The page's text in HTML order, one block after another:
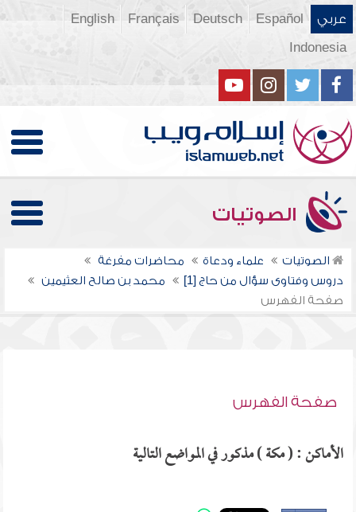
عربي Español
Deutsch
Français
English
Indonesia
الصوتيات
الصوتيات علماء ودعاة
محاضرات مفرغة
دروس وفتاوى سؤال من حاج [1]
محمد بن صالح العثيمين
صفحة الفهرس
صفحة الفهرس
الأماكن : ( مكة ) مذكور في المواضع التالية